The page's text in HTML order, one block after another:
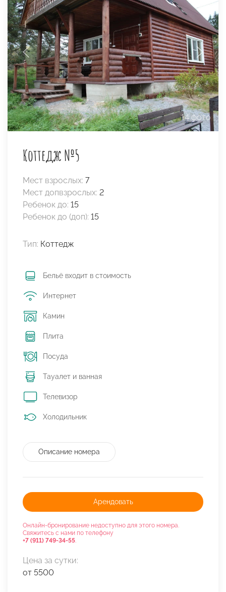
14 фото
Коттедж №5
Мест взрослых: 7
Мест допвзрослых: 2
Ребенок до: 15
Ребенок до (доп): 15
Тип: Коттедж
Бельё входит в стоимость
Интернет
Камин
Плита
Посуда
Тауалет и ванная
Телевизор
Холодильник
Описание номера
Арендовать
Онлайн-бронирование недоступно для этого номера.
Свяжитесь с нами по телефону
+7 (911) 749-34-55.
Цена за сутки:
от 5500